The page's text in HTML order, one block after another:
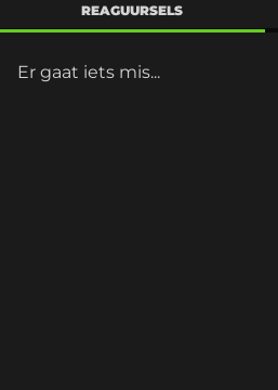
REAGUURSELS
Er gaat iets mis...